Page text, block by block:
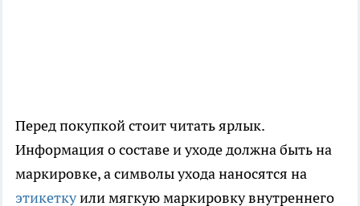
Перед покупкой стоит читать ярлык.
Информация о составе и уходе должна быть на
маркировке, а символы ухода наносятся на
этикеткуили мягкую маркировку внутреннего